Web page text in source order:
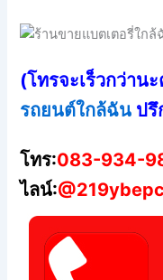
(โทรจะเร็วกว่าน
รถยนต์ใกล้ฉัน ปรึ
โทร:083-934-
ไลน์:@219ybepc